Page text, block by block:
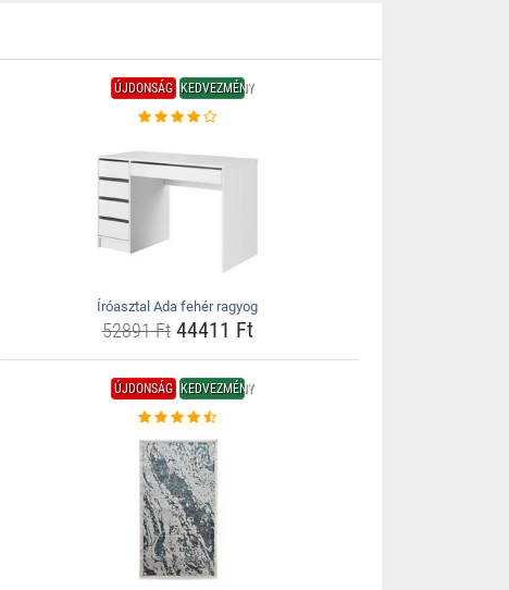
ÚJDONSÁG KEDVEZMÉNY
Íróasztal Ada fehér ragyog
52891 Ft44411 Ft
ÚJDONSÁG KEDVEZMÉNY